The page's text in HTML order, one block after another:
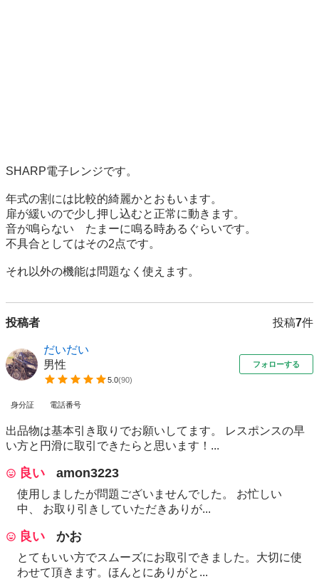
SHARP電子レンジです。
年式の割には比較的綺麗かとおもいます。
扉が緩いので少し押し込むと正常に動きます。
音が鳴らない　たまーに鳴る時あるぐらいです。
不具合としてはその2点です。
それ以外の機能は問題なく使えます。
投稿者 投稿7件
だいだい
男性
5.0(90)
フォローする
身分証 電話番号
出品物は基本引き取りでお願いしてます。 レスポンスの早
い方と円滑に取引できたらと思います！...
良い amon3223
使用しましたが問題ございませんでした。 お忙しい
中、 お取り引きしていただきありが...
良い かお
とてもいい方でスムーズにお取引できました。大切に使
わせて頂きます。ほんとにありがと...